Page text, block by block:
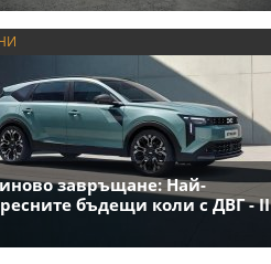
завръщане: Най-
бъдещи коли с ДВГ - II